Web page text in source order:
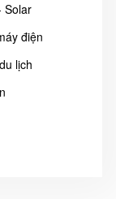
Solar
điện
lịch